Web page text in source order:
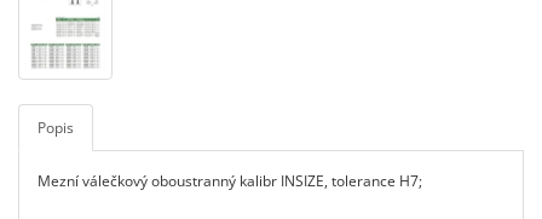
Popis
Mezní válečkový oboustranný kalibr INSIZE, tolerance H7;